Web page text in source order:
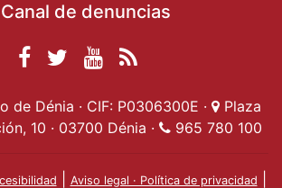
Canal de denuncias
Facebook
Ayuntamiento de
Dénia
Ayuntamiento de
Dénia
Ayuntamiento
de Dénia
Actualidad
de Dénia · CIF: P0306300E ·
Plaza
10 · 03700 Dénia ·
965 780 100
Aviso legal · Política de privacidad